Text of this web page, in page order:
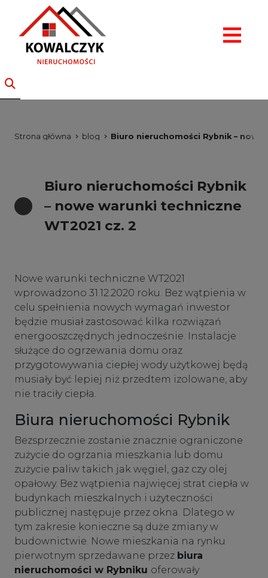
Strona główna blog Biuro nieruchomości Rybnik –
Biuro nieruchomości Rybnik
– nowe warunki techniczne
WT2021 cz. 2
Nowe warunki techniczne WT2021
wprowadzono 31.12.2020 roku. Bez wątpienia w
celu spełnienia nowych wymagań inwestor
będzie musiał zastosować kilka rozwiązań
energooszczędnych jednocześnie. Instalacje
służące do ogrzewania domu oraz
przygotowywania ciepłej wody użytkowej będą
musiały być lepiej niż przedtem izolowane, aby
nie traciły ciepła.
Biura nieruchomości Rybnik
Bezsprzecznie zostanie znacznie ograniczone
zużycie do ogrzania mieszkania lub domu
zużycie paliw takich jak węgiel, gaz czy olej
opałowy. Bez wątpienia najwięcej strat ciepła w
budynkach mieszkalnych i użyteczności
publicznej następuje przez okna. Dlatego w
tym zakresie konieczne są duże zmiany w
budownictwie. Nowe mieszkania na rynku
pierwotnym sprzedawane przez biura
nieruchomości w Rybniku oferowały